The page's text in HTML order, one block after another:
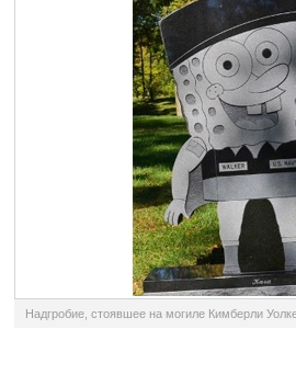
Надгробие, стоявшее на могиле Кимберли